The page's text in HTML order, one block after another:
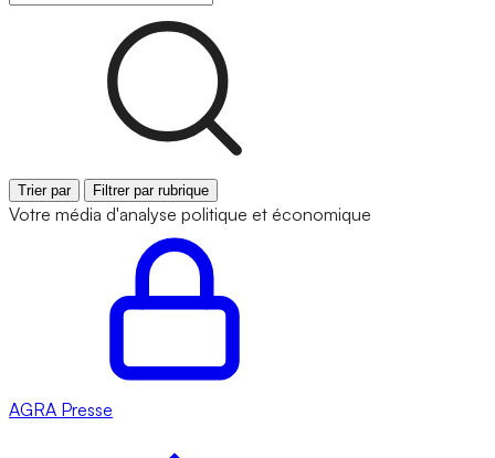
Trier par Filtrer par rubrique
Votre média d'analyse politique et économique
AGRA Presse